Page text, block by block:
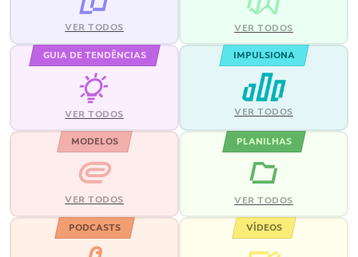
VER TODOS VER TODOS
GUIA DE TENDÊNCIAS
VER TODOS
IMPULSIONA
VER TODOS
MODELOS
VER TODOS
PLANILHAS
VER TODOS
PODCASTS VÍDEOS